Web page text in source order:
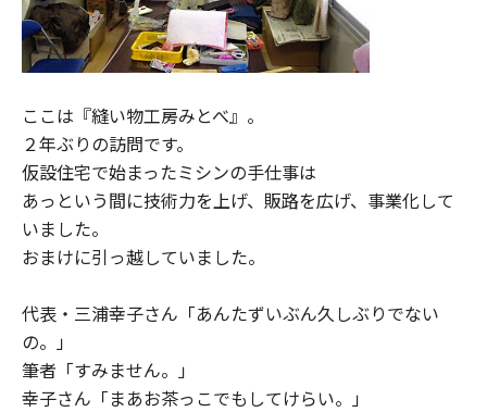
ここは『縫い物工房みとべ』。
２年ぶりの訪問です。
仮設住宅で始まったミシンの手仕事は
あっという間に技術力を上げ、販路を広げ、事業化して
いました。
おまけに引っ越していました。
代表・三浦幸子さん「あんたずいぶん久しぶりでない
の。」
筆者「すみません。」
幸子さん「まあお茶っこでもしてけらい。」